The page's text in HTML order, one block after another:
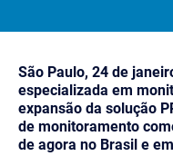
São Paulo, 24 de
especializada em
expansão da solução
de monitoramento
de agora no Brasil e